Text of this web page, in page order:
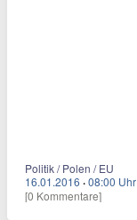
Politik / Polen / EU
16.01.2016 ·08:00 Uhr
[0 Kommentare]